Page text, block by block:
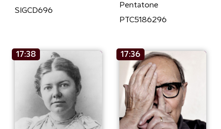
SIGCD696
Pentatone
PTC5186296
17:38 17:36